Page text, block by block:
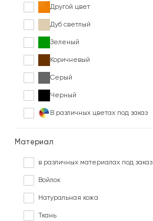
Другой цвет
Дуб светлый
Зеленый
Коричневый
Серый
Черный
В различных цветах под заказ
Материал
в различных материалах под заказ
Войлок
Натуральная кожа
Ткань